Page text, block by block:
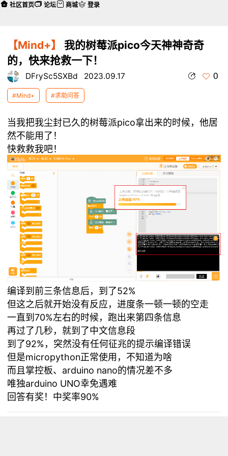
【Mind+】
我的树莓派pico今天神神奇奇
的，快来抢救一下！
DFrySc5SXBd 2023.09.17 0
#Mind+ #求助问答
当我把我尘封已久的树莓派pico拿出来的时候，他居
然不能用了！
快救救我吧！
编译到前三条信息后，到了52%
但这之后就开始没有反应，进度条一顿一顿的空走
一直到70%左右的时候，跑出来第四条信息
再过了几秒，就到了中文信息段
到了92%，突然没有任何征兆的提示编译错误
但是micropython正常使用，不知道为啥
而且掌控板、arduino nano的情况差不多
唯独arduino UNO幸免遇难
回答有奖！中奖率90%
社区首页 论坛 商城 登录